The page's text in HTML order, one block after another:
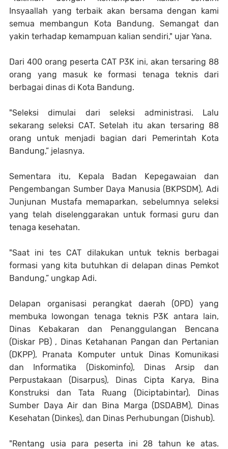
Insyaallah yang terbaik akan bersama dengan kami
semua membangun Kota Bandung. Semangat dan
yakin terhadap kemampuan kalian sendiri," ujar Yana.
Dari 400 orang peserta CAT P3K ini, akan tersaring 88
orang yang masuk ke formasi tenaga teknis dari
berbagai dinas di Kota Bandung.
"Seleksi dimulai dari seleksi administrasi. Lalu
sekarang seleksi CAT. Setelah itu akan tersaring 88
orang untuk menjadi bagian dari Pemerintah Kota
Bandung,” jelasnya.
Sementara itu, Kepala Badan Kepegawaian dan
Pengembangan Sumber Daya Manusia (BKPSDM), Adi
Junjunan Mustafa memaparkan, sebelumnya seleksi
yang telah diselenggarakan untuk formasi guru dan
tenaga kesehatan.
"Saat ini tes CAT dilakukan untuk teknis berbagai
formasi yang kita butuhkan di delapan dinas Pemkot
Bandung,” ungkap Adi.
Delapan organisasi perangkat daerah (OPD) yang
membuka lowongan tenaga teknis P3K antara lain,
Dinas Kebakaran dan Penanggulangan Bencana
(Diskar PB) , Dinas Ketahanan Pangan dan Pertanian
(DKPP), Pranata Komputer untuk Dinas Komunikasi
dan Informatika (Diskominfo), Dinas Arsip dan
Perpustakaan (Disarpus), Dinas Cipta Karya, Bina
Konstruksi dan Tata Ruang (Diciptabintar), Dinas
Sumber Daya Air dan Bina Marga (DSDABM), Dinas
Kesehatan (Dinkes), dan Dinas Perhubungan (Dishub).
"Rentang usia para peserta ini 28 tahun ke atas.